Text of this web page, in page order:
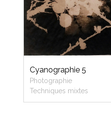
Cyanographie 5
Photographie
Techniques mixtes